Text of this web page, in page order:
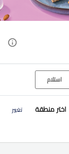
استلام
اختر منطقة تغيير